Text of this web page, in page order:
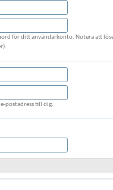
för ditt användarkonto. Notera att
postadress till dig.